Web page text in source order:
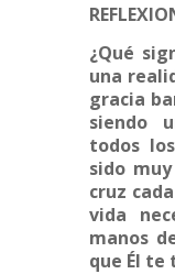
¿Qué
una
gracia
siendo
todos
sido
cruz
vida
manos
que Él te